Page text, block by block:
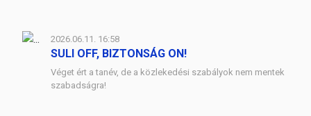
2026.06.11. 16:58
SULI OFF, BIZTONSÁG ON!
Véget ért a tanév, de a közlekedési szabályok nem mentek
szabadságra!